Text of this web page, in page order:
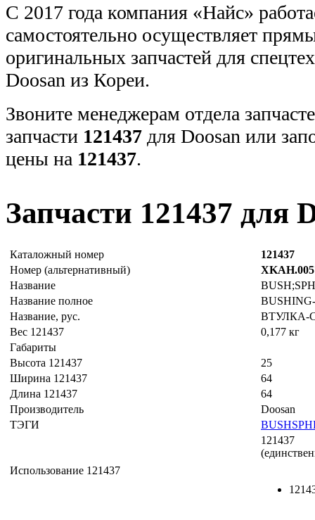
С 2017 года компания «Найс»
самостоятельно осуществляет
оригинальных запчастей для
Doosan из Кореи.
Звоните менеджерам отдела
запчасти 121437 для Doosan или
цены на 121437.
Запчасти 121437 для
Каталожный номер
121437
Номер (альтернативный)
Название
Название полное
Название, рус.
ВТУЛКА-
Вес 121437
0,177 кг
Габариты
Высота 121437
25
Ширина 121437
64
Длина 121437
64
Производитель
Doosan
ТЭГИ
Использование 121437
121437